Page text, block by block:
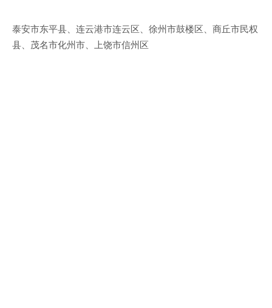
泰安市东平县、连云港市连云区、徐州市鼓楼区、商丘市民权
县、茂名市化州市、上饶市信州区